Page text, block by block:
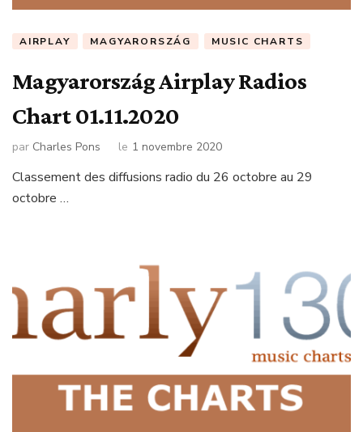
AIRPLAY MAGYARORSZÁG MUSIC CHARTS
Magyarország Airplay Radios
Chart 01.11.2020
par Charles Pons le 1 novembre 2020
Classement des diffusions radio du 26 octobre au 29
octobre …